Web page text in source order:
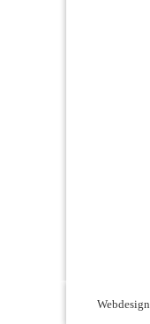
Webdesign